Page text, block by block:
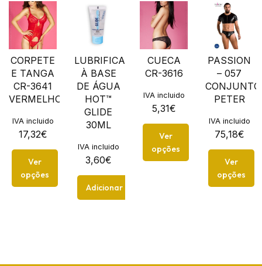
CORPETE
E TANGA
CR-3641
VERMELHO
17,32€
IVA incluido
Ver
opções
LUBRIFICANTE
À BASE
DE ÁGUA
HOT™
GLIDE
30ML
3,60€
IVA incluido
Adicionar
CUECA
CR-3616
5,31€
IVA incluido
Ver
opções
PASSION
– 057
CONJUNTO
PETER
75,18€
IVA incluido
Ver
opções